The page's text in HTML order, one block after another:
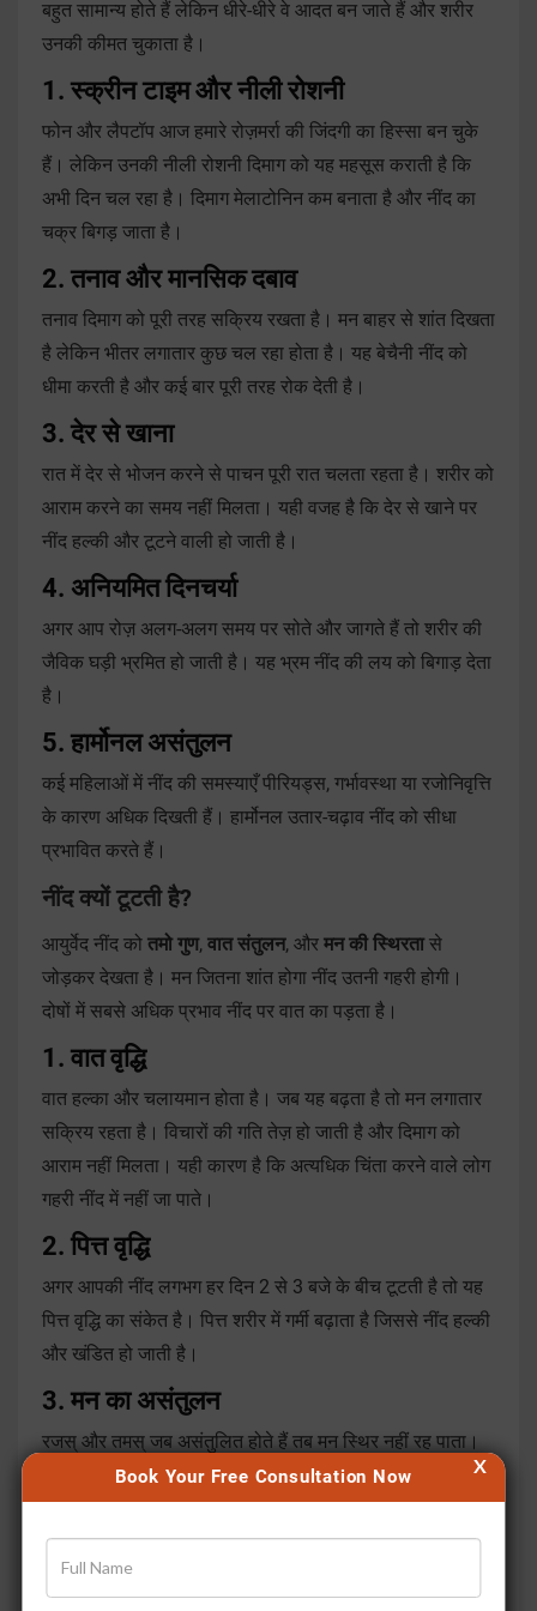
Book Your Free Consultation Now X
बहुत सामान्य होते हैं लेकिन धीरे-धीरे वे आदत बन जाते हैं और शरीर
उनकी कीमत चुकाता है।
1. स्क्रीन टाइम और नीली रोशनी
फोन और लैपटॉप आज हमारे रोज़मर्रा की जिंदगी का हिस्सा बन चुके
हैं। लेकिन उनकी नीली रोशनी दिमाग को यह महसूस कराती है कि
अभी दिन चल रहा है। दिमाग मेलाटोनिन कम बनाता है और नींद का
चक्र बिगड़ जाता है।
2. तनाव और मानसिक दबाव
तनाव दिमाग को पूरी तरह सक्रिय रखता है। मन बाहर से शांत दिखता
है लेकिन भीतर लगातार कुछ चल रहा होता है। यह बेचैनी नींद को
धीमा करती है और कई बार पूरी तरह रोक देती है।
3. देर से खाना
रात में देर से भोजन करने से पाचन पूरी रात चलता रहता है। शरीर को
आराम करने का समय नहीं मिलता। यही वजह है कि देर से खाने पर
नींद हल्की और टूटने वाली हो जाती है।
4. अनियमित दिनचर्या
अगर आप रोज़ अलग-अलग समय पर सोते और जागते हैं तो शरीर की
जैविक घड़ी भ्रमित हो जाती है। यह भ्रम नींद की लय को बिगाड़ देता
है।
5. हार्मोनल असंतुलन
कई महिलाओं में नींद की समस्याएँ पीरियड्स, गर्भावस्था या रजोनिवृत्ति
के कारण अधिक दिखती हैं। हार्मोनल उतार-चढ़ाव नींद को सीधा
प्रभावित करते हैं।
नींद क्यों टूटती है?
आयुर्वेद नींद को तमो गुण, वात संतुलन, और मन की स्थिरतासे
जोड़कर देखता है। मन जितना शांत होगा नींद उतनी गहरी होगी।
दोषों में सबसे अधिक प्रभाव नींद पर वात का पड़ता है।
1. वात वृद्धि
वात हल्का और चलायमान होता है। जब यह बढ़ता है तो मन लगातार
सक्रिय रहता है। विचारों की गति तेज़ हो जाती है और दिमाग को
आराम नहीं मिलता। यही कारण है कि अत्यधिक चिंता करने वाले लोग
गहरी नींद में नहीं जा पाते।
2. पित्त वृद्धि
अगर आपकी नींद लगभग हर दिन 2 से 3 बजे के बीच टूटती है तो यह
पित्त वृद्धि का संकेत है। पित्त शरीर में गर्मी बढ़ाता है जिससे नींद हल्की
और खंडित हो जाती है।
3. मन का असंतुलन
रजस् और तमस् जब असंतुलित होते हैं तब मन स्थिर नहीं रह पाता।
यह स्थिति नींद को सबसे ज़्यादा प्रभावित करती है। मन का चंचल
होना ही अनिद्रा की सबसे गहरी जड़ मानी जाती है।
शरीर अनिद्रा के लक्षण आपको कैसे देता है?
नींद की समस्या धीरे-धीरे शुरू होती है। कई बार आप पहचान भी नहीं